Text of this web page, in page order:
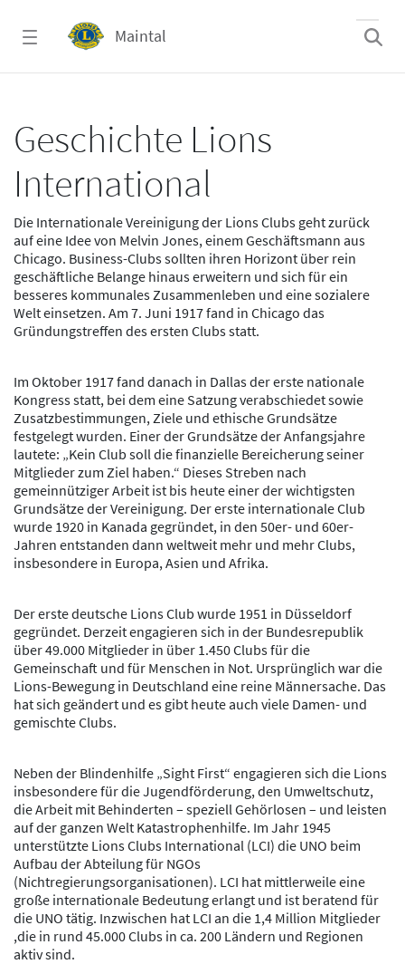
Maintal
Geschichte Lions
International
Die Internationale Vereinigung der Lions Clubs geht zurück
auf eine Idee von Melvin Jones​, einem Geschäftsmann aus
Chicago. Business-Clubs sollten ihren Horizont über rein
geschäftliche Belange hinaus erweitern und sich für ein
besseres kommunales Zusammenleben und eine sozialere
Welt einsetzen. Am 7. Juni 1917 fand in Chicago das
Gründungstreffen des ersten Clubs statt.
Im Oktober 1917fand danach in Dallas dererste nationale
Kongress​statt, bei dem eine Satzung verabschiedet sowie
Zusatzbestimmungen, Ziele und ethische Grundsätze
festgelegt wurden. Einer der Grundsätze der Anfangsjahre
lautete: „Kein Club soll die finanzielle Bereicherung seiner
Mitglieder zum Ziel haben.“ Dieses Streben nach
gemeinnütziger Arbeit ist bis heute einer der wichtigsten
Grundsätze der Vereinigung. Der erste internationale Club
wurde 1920 in Kanada gegründet, in den 50er- und 60er-
Jahren entstanden dann weltweit mehr und mehr Clubs,
insbesondere in Europa, Asien und Afrika.
Der erste deutsche Lions Club wurde 1951 in Düsseldorf
gegründet. Derzeit engagieren sich in der Bundesrepublik
über 49.000 Mitglieder in über 1.450 Clubs für die
Gemeinschaft und für Menschen in Not. Ursprünglich war die
Lions-Bewegung in Deutschland eine reine Männersache. Das
hat sich geändert und es gibt heute auch viele Damen- und
gemischte Clubs.
Neben der Blindenhilfe „Sight First“ engagieren sich die Lions
insbesondere für dieJugendförderung, den Umweltschutz,
dieArbeit mit Behinderten – speziell Gehörlosen – und leisten
auf der ganzen Welt Katastrophenhilfe. Im Jahr 1945
unterstützte Lions Clubs International (LCI) die UNO beim
Aufbau der Abteilung für NGOs
(Nichtregierungsorganisationen). LCI hat mittlerweile eine
große internationale Bedeutung erlangt und ist beratend für
die UNO tätig. Inzwischen hat LCI an die 1,4 Million Mitglieder
,die in rund 45.000 Clubs in ca. 200 Ländern und Regionen
aktivsind.